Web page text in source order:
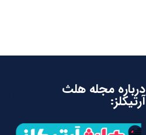
درباره مجله هلث
آرتیکلز: